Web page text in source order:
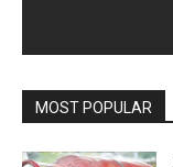
MOST POPULAR